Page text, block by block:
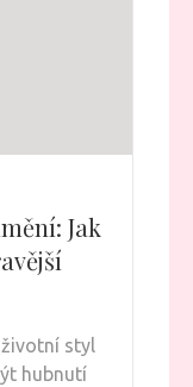
Jak
životní styl
hubnutí